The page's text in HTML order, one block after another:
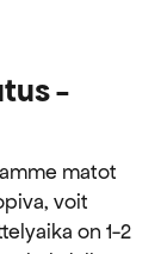
-
matot
voit
on 1-2